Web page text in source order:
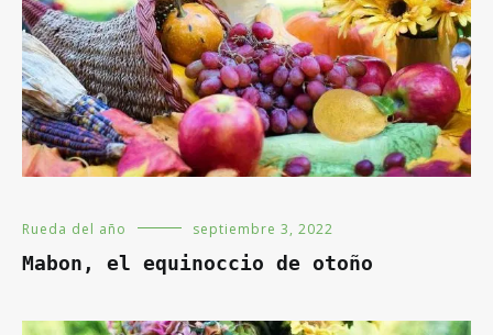
Rueda del año septiembre 3, 2022
Mabon, el equinoccio de otoño